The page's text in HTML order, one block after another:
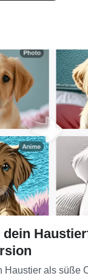
dein
Haustier als süße